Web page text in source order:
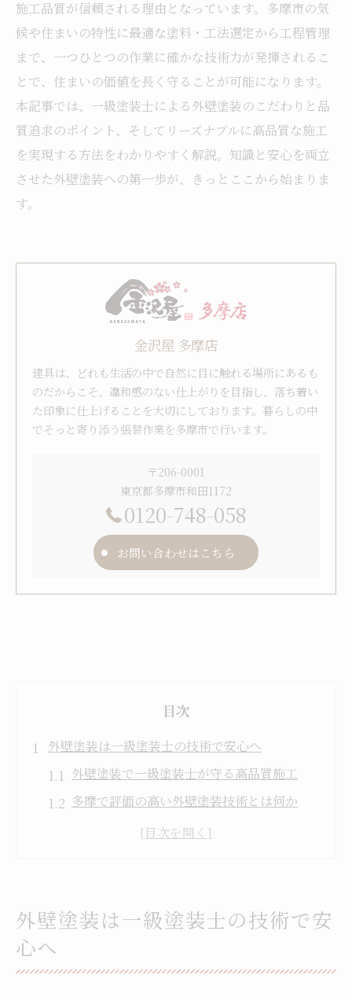
施工品質が信頼される理由となっています。多摩市の気
候や住まいの特性に最適な塗料・工法選定から工程管理
まで、一つひとつの作業に確かな技術力が発揮されるこ
とで、住まいの価値を長く守ることが可能になります。
本記事では、一級塗装士による外壁塗装のこだわりと品
質追求のポイント、そしてリーズナブルに高品質な施工
を実現する方法をわかりやすく解説。知識と安心を両立
させた外壁塗装への第一歩が、きっとここから始まりま
す。
金沢屋 多摩店
建具は、どれも生活の中で自然に目に触れる場所にあるも
のだからこそ、違和感のない仕上がりを目指し、落ち着い
た印象に仕上げることを大切にしております。暮らしの中
でそっと寄り添う張替作業を多摩市で行います。
〒206-0001
東京都多摩市和田1172
0120-748-058
お問い合わせはこちら
目次
外壁塗装は一級塗装士の技術で安心へ
外壁塗装で一級塗装士が守る高品質施工
多摩で評価の高い外壁塗装技術とは何か
一級塗装士による外壁塗装の信頼性の理由
住まいを守る外壁塗装のプロに学ぶ秘訣
外壁塗装で差がつくプロの施工ノウハウ
外壁塗装は一級塗装士の技術で安
心へ